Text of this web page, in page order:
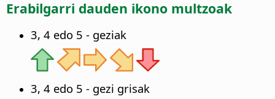
Erabilgarri dauden ikono multzoak
3, 4 edo 5 - geziak
3, 4 edo 5 - gezi grisak